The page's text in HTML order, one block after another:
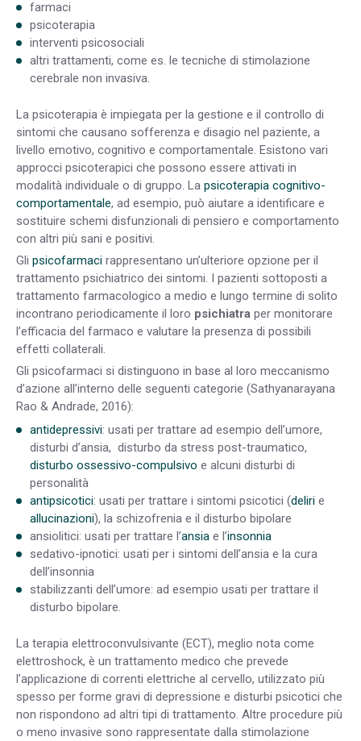
farmaci
psicoterapia
interventi psicosociali
altri trattamenti, come es. le tecniche di stimolazione
cerebrale non invasiva.
La psicoterapia è impiegata per la gestione e il controllo di
sintomi che causano sofferenza e disagio nel paziente, a
livello emotivo, cognitivo e comportamentale. Esistono vari
approcci psicoterapici che possono essere attivati in
modalità individuale o di gruppo. La psicoterapia cognitivo-
comportamentale, ad esempio, può aiutare a identificare e
sostituire schemi disfunzionali di pensiero e comportamento
con altri più sani e positivi.
Gli psicofarmaci rappresentano un’ulteriore opzione per il
trattamento psichiatrico dei sintomi. I pazienti sottoposti a
trattamento farmacologico a medio e lungo termine di solito
incontrano periodicamente il loro psichiatra per monitorare
l’efficacia del farmaco e valutare la presenza di possibili
effetti collaterali.
Gli psicofarmaci si distinguono in base al loro meccanismo
d’azione all’interno delle seguenti categorie (Sathyanarayana
Rao & Andrade, 2016):
antidepressivi: usati per trattare ad esempio dell’umore,
disturbi d’ansia, disturbo da stress post-traumatico,
disturbo ossessivo-compulsivo e alcuni disturbi di
personalità
antipsicotici: usati per trattare i sintomi psicotici (deliri e
allucinazioni), la schizofrenia e il disturbo bipolare
ansiolitici: usati per trattare l’ansia e l’insonnia
sedativo-ipnotici: usati per i sintomi dell’ansia e la cura
dell’insonnia
stabilizzanti dell’umore: ad esempio usati per trattare il
disturbo bipolare.
La terapia elettroconvulsivante (ECT), meglio nota come
elettroshock, è un trattamento medico che prevede
l’applicazione di correnti elettriche al cervello, utilizzato più
spesso per forme gravi di depressione e disturbi psicotici che
non rispondono ad altri tipi di trattamento. Altre procedure più
o meno invasive sono rappresentate dalla stimolazione